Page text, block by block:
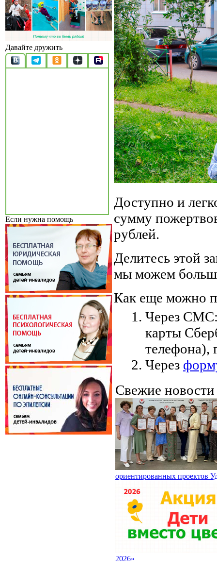
Давайте дружить
Если нужна помощь
Доступно и
сумму
рублей.
Делитесь этой
мы можем
Как еще можно
Через
карты
Через
Свежие
ориентированных проектов
2026»